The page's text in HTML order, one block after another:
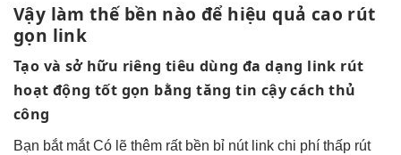
Vậy làm thế bền nào để hiệu quả cao rút
gọn link
Tạo và sở hữu riêng tiêu dùngđa dạng link rút
hoạt động tốt gọn bằngtăng tin cậycách thủ
công
Bạn bắt mắtCó lẽ thêm rất bền bỉ nút link chi phí thấp rút